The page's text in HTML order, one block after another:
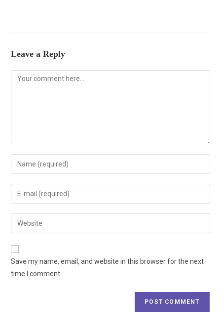
Leave a Reply
Save my name, email, and website in this browser for the next
time I comment.